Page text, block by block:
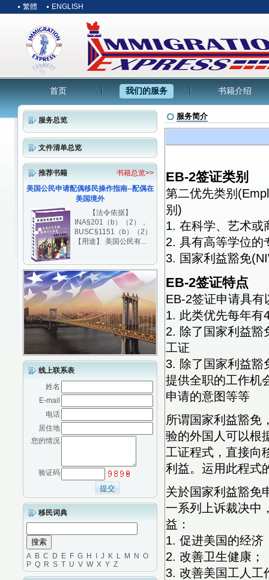
繁體 ENGLISH
首页 我们的服务 书籍介绍
服务总览
文件清单总览
推荐书籍
书籍总览>>
美国公民申请配偶移民操作指南--配偶在
美国境外
【法令依据】
INA§201（b）（2），
8USC§1151（b）（2）
【用途】 美国公民有...
线上联系表
姓名
E-mail
电话
居住地
您的情况
验证码
移民词典
A B C D E F G H J K L M N O
P Q R S T U V W X Y Z
服务简介
EB-2签证类别
第二优先类别
别)
1. 在科学、艺术或
2. 具有高等学位的
3. 国家利益豁免
EB-2签证特点
EB-2签证申请具有
1. 此类优先每年有
2. 除了国家利益豁
工证
3. 除了国家利益豁
提供全职的工作机
申请的意图等等
所谓国家利益豁免
验的外国人可以根
工证程式，直接向
利益。运用此程式
关於国家利益豁免
一系列上诉裁决中
益：
1. 促进美国的经济
2. 改善卫生健康；
3. 改善美国工人工